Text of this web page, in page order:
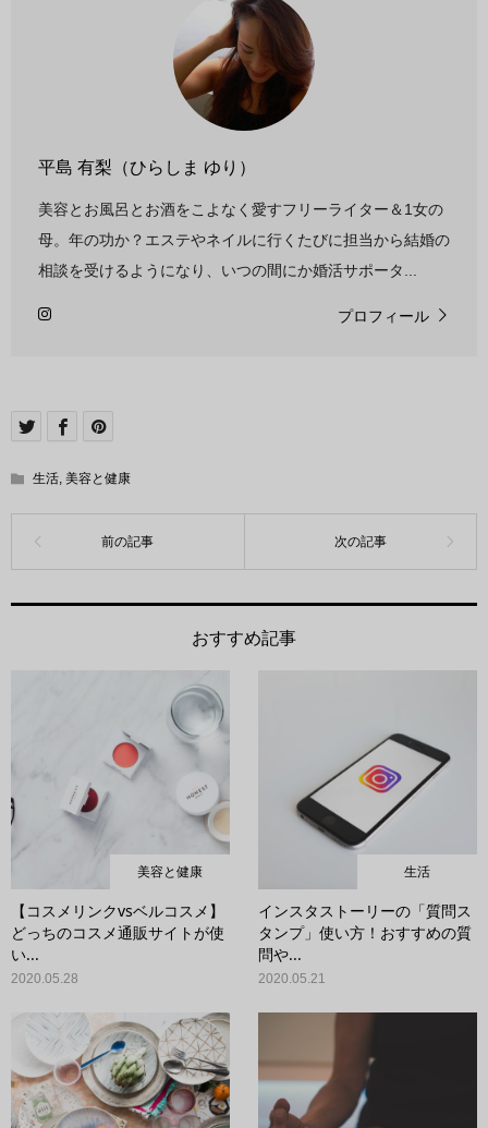
平島 有梨（ひらしま ゆり）
美容とお風呂とお酒をこよなく愛すフリーライター＆1女の
母。年の功か？エステやネイルに行くたびに担当から結婚の
相談を受けるようになり、いつの間にか婚活サポータ...
プロフィール
生活, 美容と健康
おすすめ記事
美容と健康
【コスメリンクvsベルコスメ】
どっちのコスメ通販サイトが使
い...
2020.05.28
生活
インスタストーリーの「質問ス
タンプ」使い方！おすすめの質
問や...
2020.05.21